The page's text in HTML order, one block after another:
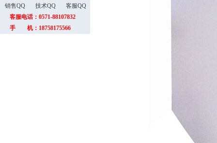
销售QQ 技术QQ
客服QQ
客服电话：0571-88107832
手 机：18758175566